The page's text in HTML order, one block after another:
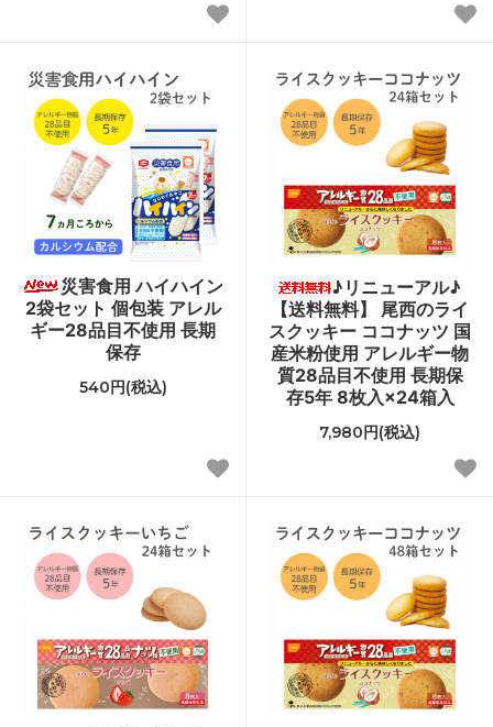
災害食用 ハイハイン
2袋セット 個包装 アレル
ギー28品目不使用 長期
保存
540円(税込)
♪リニューアル♪
【送料無料】 尾西のライ
スクッキー ココナッツ 国
産米粉使用 アレルギー物
質28品目不使用 長期保
存5年 8枚入×24箱入
7,980円(税込)